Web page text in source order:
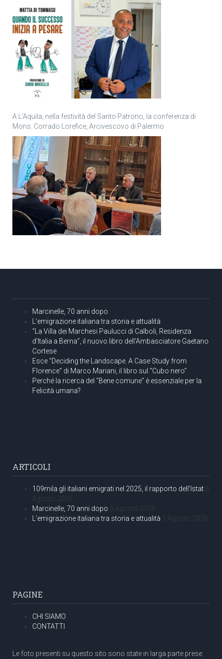
A L’Aquila, nella festività del Santo Patrono, la conferenza di
Mons. Corrado Lorefice, Arcivescovo di Palermo
Marcinelle, 70 anni dopo
L’emigrazione italiana tra storia e attualità
“La Villa dei Marchesi Paulucci di Calboli, Residenza
d’Italia a Berna”, il nuovo libro dell’Ambasciatore Gaetano
Cortese
Esce “Deciding the Landscape. A Case Study from
Florence” di Marco Mariani, il libro sul “Cubo nero”
Perché la ricerca del “Bene comune” è essenziale per la
Felicità umana?
ARTICOLI
109mila gli italiani emigrati nel 2025, il rapporto dell’Istat 5
Agosto 2026
Marcinelle, 70 anni dopo 5 Agosto 2026
L’emigrazione italiana tra storia e attualità 1 Agosto 2026
PAGINE
CHI SIAMO
CONTATTI
Le foto presenti su questo sito sono state in larga parte prese